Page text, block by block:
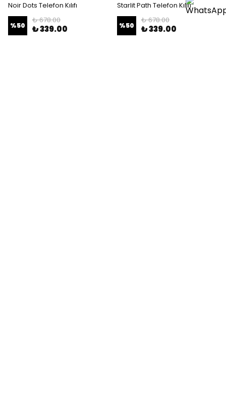
Noir Dots Telefon Kılıfı
%50
₺ 678.00
₺ 339.00
Starlit Path Telefon Kılıfı
%50
₺ 678.00
₺ 339.00